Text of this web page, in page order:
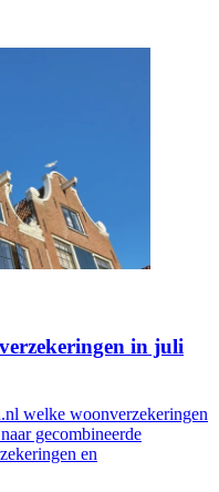
in juli
welke woonverzekeringen
gecombineerde
en